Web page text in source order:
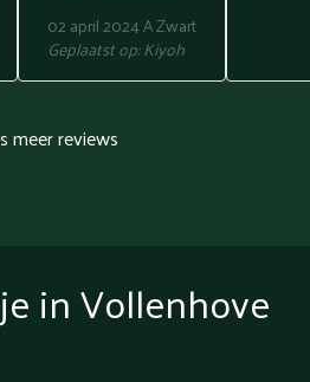
02 april 2024A Zwart
Geplaatst op:Kiyoh
meer reviews
in Vollenhove